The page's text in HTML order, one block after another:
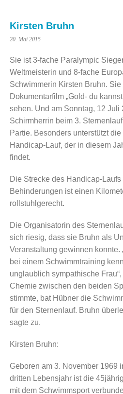
Kirsten Bruhn
20. Mai 2015
Sie ist 3-fache Paralympic
Weltmeisterin und 8-fache
Schwimmerin Kirsten Bruhn.
Dokumentarfilm „Gold- du
sehen. Und am Sonntag, 12 Juli
Schirmherrin beim 3.
Partie. Besonders unterstützt
Handicap-Lauf, der in diesem
findet.
Die Strecke des Handicap-
Behinderungen ist einen
rollstuhlgerecht.
Die Organisatorin des
sich riesig, dass sie Bruhn als
Veranstaltung gewinnen konnte.
bei einem Schwimmtraining
unglaublich sympathische
Chemie zwischen den beiden
stimmte, bat Hübner die
für den Sternenlauf. Bruhn
sagte zu.
Kirsten Bruhn:
Geboren am 3. November 1969
dritten Lebensjahr ist die
mit dem Schwimmsport